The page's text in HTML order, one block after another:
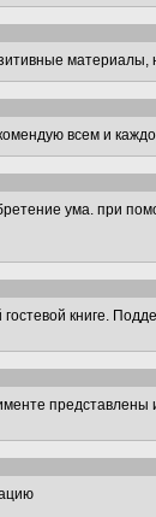
всем и
ума. при
книге.